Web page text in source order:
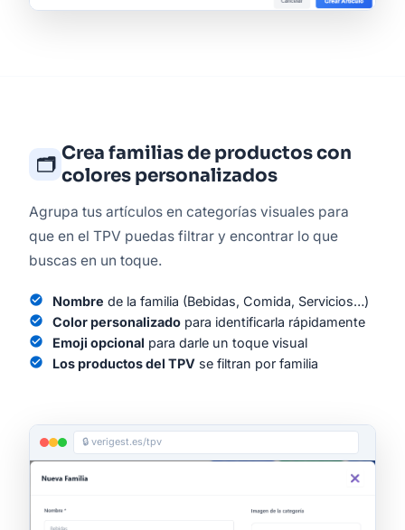
🗂️ Crea familias de productos con
colores personalizados
Agrupa tus artículos en categorías visuales para
que en el TPV puedas filtrar y encontrar lo que
buscas en un toque.
check_circle Nombre de la familia (Bebidas, Comida, Servicios…)
check_circle Color personalizadopara identificarla rápidamente
check_circle Emoji opcional para darle un toque visual
check_circle Los productos del TPVse filtran por familia
🔒 verigest.es/tpv